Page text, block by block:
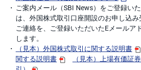
ご案内メール（SBI News）をご登録い
は、外国株式取引口座開設のお申し込
ご連絡を、ご登録いただいたEメールア
します。
（見本）外国株式取引に関する説明書
関する説明書
（見本）上場有価証